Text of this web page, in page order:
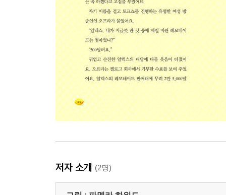
저자 소개 (2명)